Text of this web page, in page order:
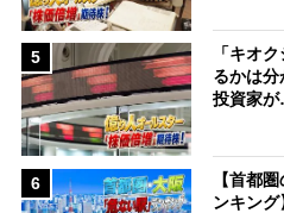
5
「キオ
るかは分
投資家
6
【首都
ンキン